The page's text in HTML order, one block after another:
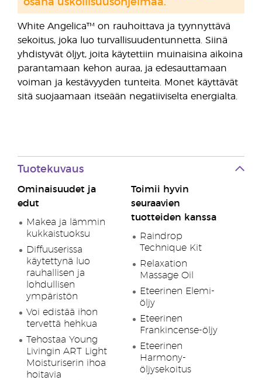
White Angelica™ on rauhoittava ja tyynnyttävä
sekoitus, joka luo turvallisuudentunnetta. Siinä
yhdistyvät öljyt, joita käytettiin muinaisina aikoina
parantamaan kehon auraa, ja edesauttamaan
voiman ja kestävyyden tunteita. Monet käyttävät
sitä suojaamaan itseään negatiiviselta energialta.
osana uskollisuusohjelmaa.
Tuotekuvaus
Ominaisuudet ja
edut
Makea ja lämmin
kukkaistuoksu
Diffuuserissa
käytettynä luo
rauhallisen ja
lohdullisen
ympäristön
Voi edistää ihon
tervettä hehkua
Tehostaa Young
Livingin ART Light
Moisturiserin ihoa
hoitavia
Toimii hyvin
seuraavien
tuotteiden kanssa
Raindrop
Technique Kit
Relaxation
Massage Oil
Eteerinen Elemi-
öljy
Eteerinen
Frankincense-öljy
Eteerinen
Harmony-
öljysekoitus